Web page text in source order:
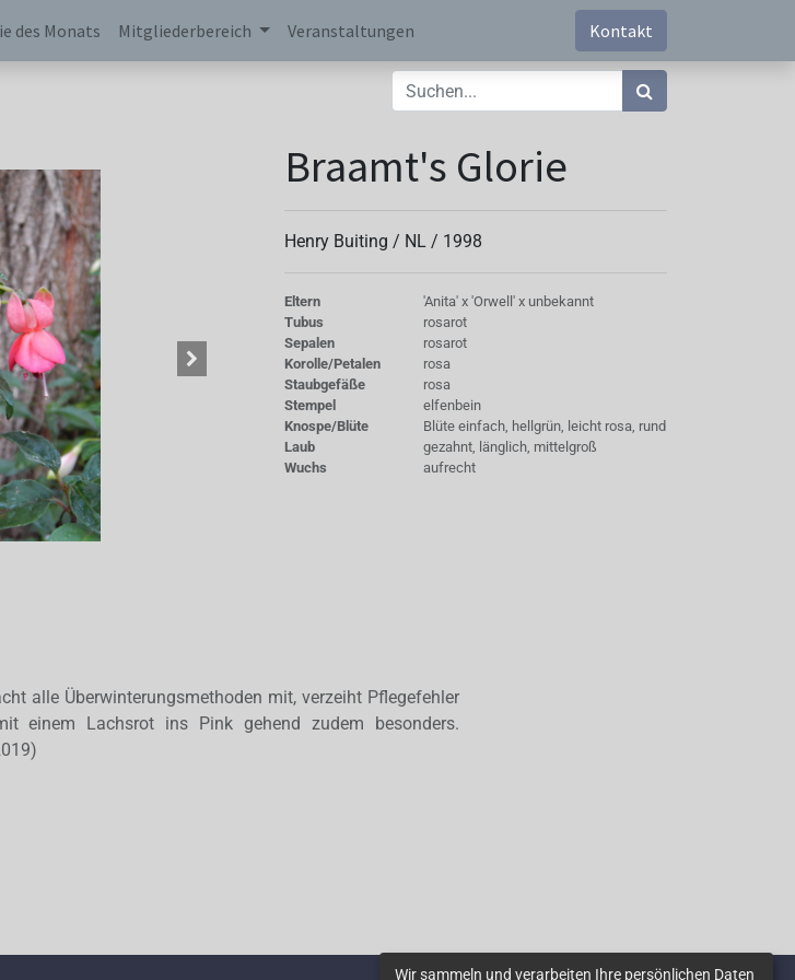
des Monats Mitgliederbereich Veranstaltungen Kontakt
Braamt's Glorie
Henry Buiting / NL / 1998
Eltern
'Anita' x 'Orwell' x unbekannt
Tubus
rosarot
Sepalen
rosarot
Korolle/Petalen
rosa
Staubgefäße
rosa
Stempel
elfenbein
Knospe/Blüte
Blüte einfach, hellgrün, leicht rosa, rund
Laub
gezahnt, länglich, mittelgroß
Wuchs
aufrecht
alle Überwinterungsmethoden mit, verzeiht Pflegefehler
einem Lachsrot ins Pink gehend zudem besonders.
Wir sammeln und verarbeiten Ihre persönlichen Daten